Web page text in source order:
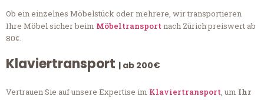
Ob ein einzelnes Möbelstück oder mehrere, wir transportieren
Ihre Möbel sicher beim Möbeltransportnach Zürich preiswert ab
80€.
Klaviertransport | ab 200€
Vertrauen Sie auf unsere Expertise im Klaviertransport, um Ihr